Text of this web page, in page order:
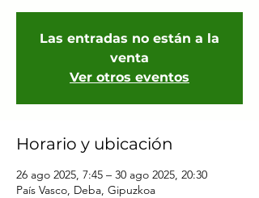
Las entradas no están a la
venta
Ver otros eventos
Horario y ubicación
26 ago 2025, 7:45 – 30 ago 2025, 20:30
País Vasco, Deba, Gipuzkoa